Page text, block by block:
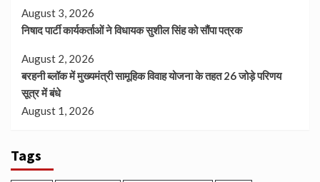
August 3, 2026
निषाद पार्टी कार्यकर्ताओं ने विधायक सुशील सिंह को सौंपा पत्रक
August 2, 2026
बरहनी ब्लॉक में मुख्यमंत्री सामूहिक विवाह योजना के तहत 26 जोड़े परिणय
सूत्र में बंधे
August 1, 2026
Tags